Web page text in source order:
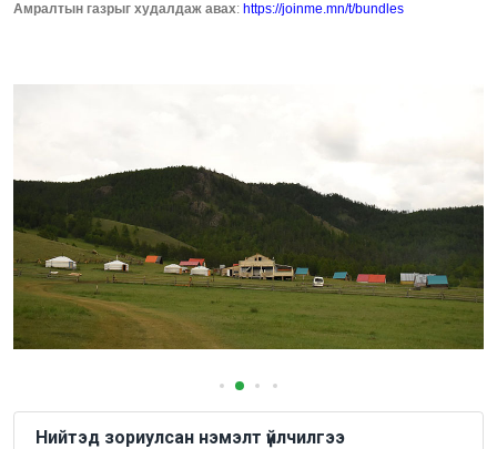
Амралтын газрыг худалдаж авах: https://joinme.mn/t/bundles
Нийтэд зориулсан нэмэлт үйлчилгээ